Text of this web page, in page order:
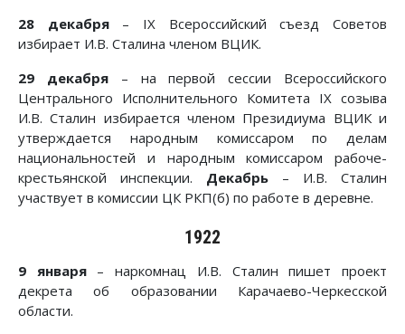
28 декабря– IX Всероссийский съезд Советов
избирает И.В. Сталина членом ВЦИК.
29 декабря– на первой сессии Всероссийского
Центрального Исполнительного Комитета IX созыва
И.В. Сталин избирается членом Президиума ВЦИК и
утверждается народным комиссаром по делам
национальностей и народным комиссаром рабоче-
крестьянской инспекции. Декабрь – И.В. Сталин
участвует в комиссии ЦК РКП(б) по работе в деревне.
1922
9 января– наркомнац И.В. Сталин пишет проект
декрета об образовании Карачаево-Черкесской
области.